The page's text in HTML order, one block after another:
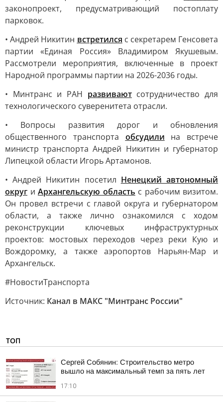
законопроект, предусматривающий постоплату
парковок.
• Андрей Никитин встретился с секретарем Генсовета
партии «Единая Россия» Владимиром Якушевым.
Рассмотрели мероприятия, включенные в проект
Народной программы партии на 2026-2036 годы.
• Минтранс и РАН развиваютсотрудничество для
технологического суверенитета отрасли.
• Вопросы развития дорог и обновления
общественного транспорта обсудили на встрече
министр транспорта Андрей Никитин и губернатор
Липецкой области Игорь Артамонов.
• Андрей Никитин посетил Ненецкий автономный
округ и Архангельскую область с рабочим визитом.
Он провел встречи с главой округа и губернатором
области, а также лично ознакомился с ходом
реконструкции ключевых инфраструктурных
проектов: мостовых переходов через реки Кую и
Вождоромку, а также аэропортов Нарьян-Мар и
Архангельск.
#НовостиТранспорта
Источник: Канал в МАКС "Минтранс России"
ТОП
Сергей Собянин: Строительство метро
вышло на максимальный темп за пять лет
17:10